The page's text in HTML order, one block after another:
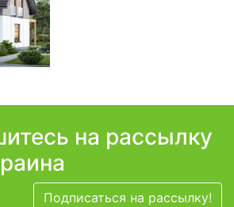
на рассылку
Подписаться на рассылку!